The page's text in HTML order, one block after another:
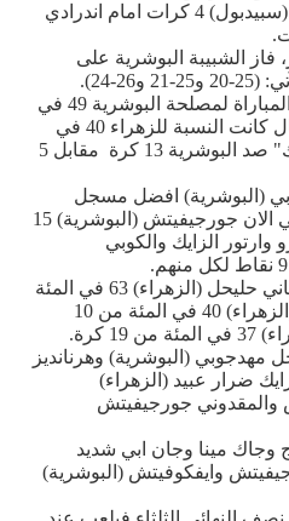
وفي "البلوك" صد آدم خوري (سبيدبول) 4 كرات امام اندرادي
الشبيبة البوشرية على
وجاءت النسبة الهجومية في المباراة لمصلحة البوشرية 49 في
المئة مقابل 36، وفي الإستقبال كانت النسبة للزهراء 40 في
المئة مقابل 27ن وفي "البلوك" صد البوشرية 13 كرة مقابل 5
(البوشرية) افضل مسجل
برصيد 21 نقطة امام المقدوني الان جورجيفيتش (البوشرية) 15
وارتور الزايك والكوبي
وفي الإستقبال، كانت نسبة هاني حليحل (الزهراء) 63 في المئة
من 8 كرات امام ايمن خضر (الزهراء) 40 في المئة من 10
كرة.
مهدجوبي (البوشرية) وهرنانديز
الزايك ضرار عبيد (الزهراء)
والمقدوني جورجيفيتش
وجاك مينا وجان ابي شديد
جورجيفيتش وايفكوفيتش (البوشرية)